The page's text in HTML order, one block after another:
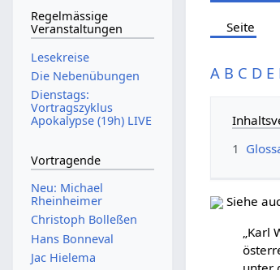
Seite
A B C D E
1
Siehe
Regelmässige
Veranstaltungen
Lesekreise
Die Nebenübungen
Dienstags:
Vortragszyklus
Apokalypse (19h) LIVE
Vortragende
Neu: Michael
Rheinheimer
Christoph Bolleßen
Hans Bonneval
Jac Hielema